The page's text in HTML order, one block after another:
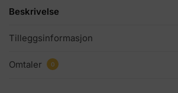
Beskrivelse
Tilleggsinformasjon
Omtaler 0